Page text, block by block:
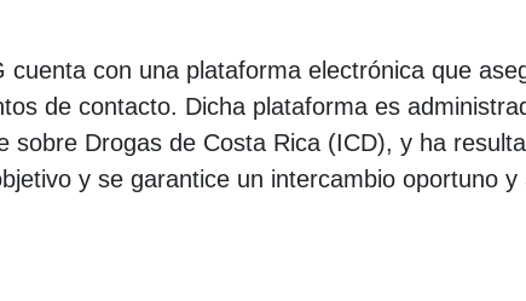
cuenta con una plataforma electrónica que
de contacto. Dicha plataforma es
sobre Drogas de Costa Rica (ICD), y ha
y se garantice un intercambio oportuno